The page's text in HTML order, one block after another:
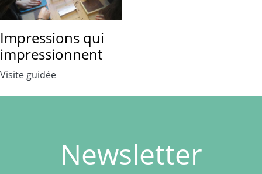
Impressions qui
impressionnent
Visite guidée
Newsletter